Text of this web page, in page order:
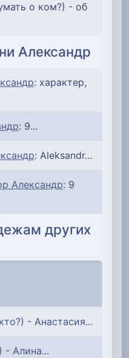
о ком?) - об
Александр
: характер,
: 9...
: Aleksandr...
Александр: 9
других
- Анастасия...
- Алина...